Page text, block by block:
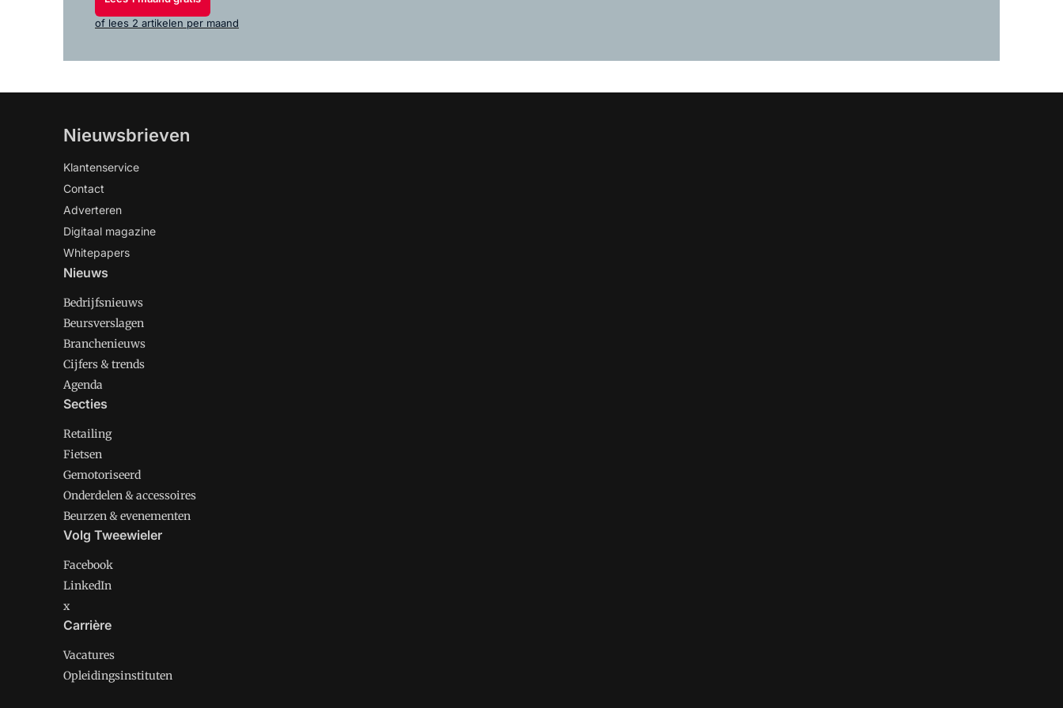
of lees 2 artikelen per maand
Nieuwsbrieven
Klantenservice
Contact
Adverteren
Digitaal magazine
Whitepapers
Nieuws
Bedrijfsnieuws
Beursverslagen
Branchenieuws
Cijfers & trends
Agenda
Secties
Retailing
Fietsen
Gemotoriseerd
Onderdelen & accessoires
Beurzen & evenementen
Volg Tweewieler
Facebook
LinkedIn
x
Carrière
Vacatures
Opleidingsinstituten